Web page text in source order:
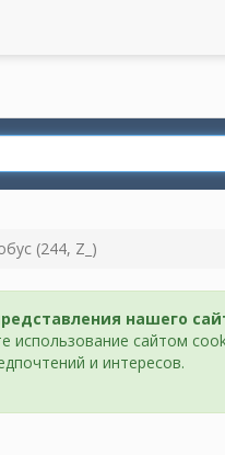
(244, Z_)
нашего
использование сайтом
и интересов.